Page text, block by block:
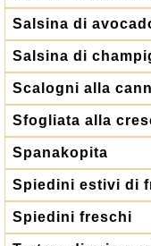
Salsina di
Salsina di
Scalogni alla
Sfogliata alla
Spanakopita
Spiedini estivi di
Spiedini freschi